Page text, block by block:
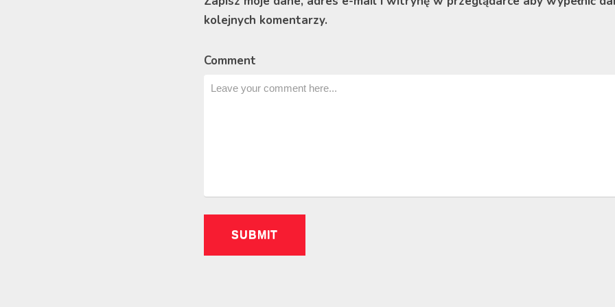
kolejnych komentarzy.
Comment